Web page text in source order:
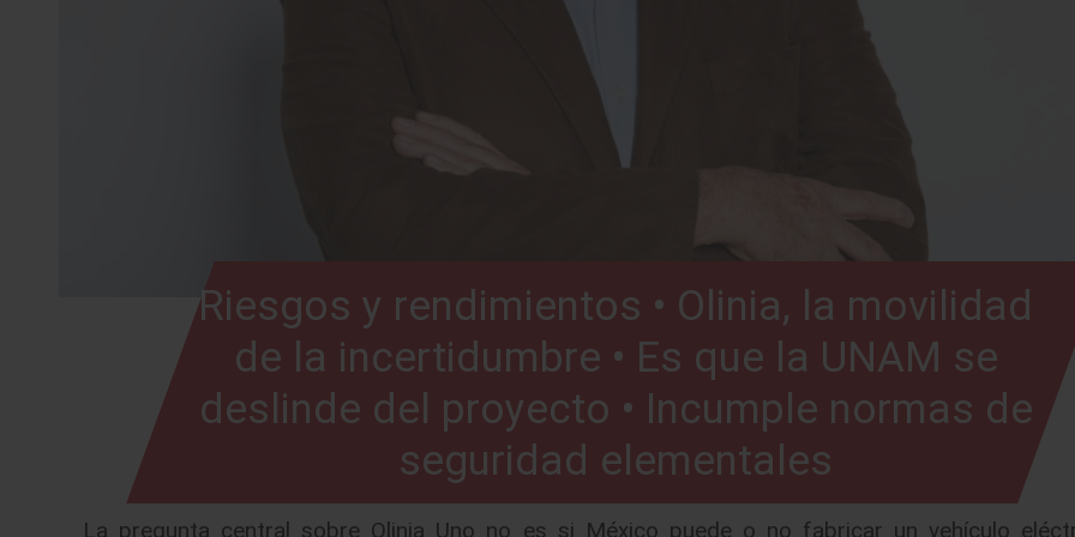
Riesgos y rendimientos • Olinia, la movilidad
de la incertidumbre • Es que la UNAM se
deslinde del proyecto • Incumple normas de
seguridad elementales
La pregunta central sobre Olinia Uno no es si México puede o no fabricar un vehículo